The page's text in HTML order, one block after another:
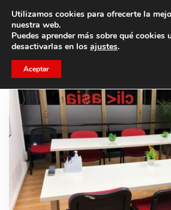
Trae a un amigo y llevaos un total
Utilizamos cookies para ofrecerte la
nuestra web.
Puedes aprender más sobre qué cookies
desactivarlas en los ajustes.
Aceptar